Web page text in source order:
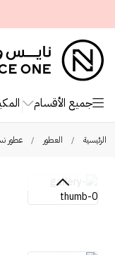
جميع الأقسام
الرئيسية / العطور / عطور